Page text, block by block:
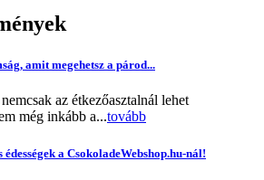
amit megehetsz a párod...
az étkezőasztalnál lehet
még inkább a...tovább
a CsokoladeWebshop.hu-nál!